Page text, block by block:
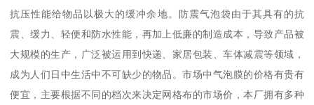
抗压性能给物品以极大的缓冲余地。防震气泡袋由于其具有的抗
震、缓力、轻便和防水性能，再加上低廉的制造成本，导致产品被
大规模的生产，广泛被运用到快递、家居包装、车体减震等领域，
成为人们日中生活中不可缺少的物品。市场中气泡膜的价格有贵有
便宜，主要根据不同的档次来决定网格布的市场价，本厂拥有多种